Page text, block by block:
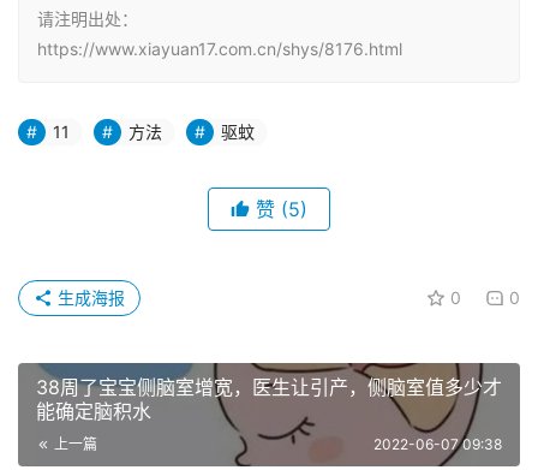
请注明出处：
https://www.xiayuan17.com.cn/shys/8176.html
11 方法 驱蚊
赞 (5)
0 0
生成海报
38周了宝宝侧脑室增宽，医生让引产，侧脑室值多少才
能确定脑积水
上一篇 2022-06-07 09:38